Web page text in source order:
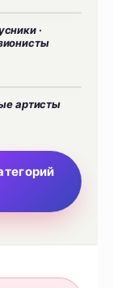
·
артисты